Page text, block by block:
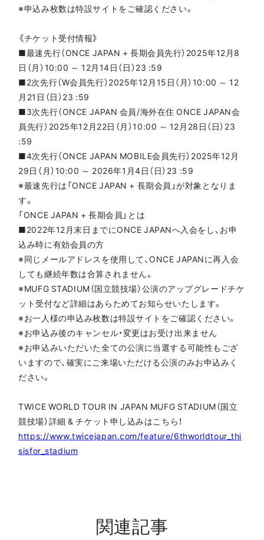
※申込み枚数は特設サイトをご確認ください。
《チケット受付情報》
■最速先行（ONCE JAPAN + 長期会員先行）2025年12月8
日（月）10:00 ～ 12月14日（日）23 :59
■2次先行（W会員先行）2025年12月15日（月）10:00 ～ 12
月21日（日）23 :59
■3次先行（ONCE JAPAN 会員/海外在住 ONCE JAPAN会
員先行）2025年12月22日（月）10:00 ～ 12月28日（日）23
:59
■4次先行（ONCE JAPAN MOBILE会員先行）2025年12月
29日（月）10:00 ～ 2026年1月4日（日）23 :59
※最速先行は「ONCE JAPAN + 長期会員」が対象となりま
す。
「ONCE JAPAN + 長期会員」とは
■2022年12月末日までにONCE JAPANへ入会をし、お申
込み時に有効会員の方
※同じメールアドレスを使用して、ONCE JAPANに再入会
しても継続年数は合算されません。
※MUFG STADIUM（国立競技場）公演のアップグレードチケ
ット受付など詳細はあらためてお知らせいたします。
※お一人様の申込み枚数は特設サイトをご確認ください。
※お申込み後のキャンセル・変更はお受け出来ません
※お申込みいただいた全ての公演に当選する可能性もござ
いますので、確実にご来場いただける公演のみお申込みく
ださい。
TWICE WORLD TOUR IN JAPAN MUFG STADIUM（国立
競技場）詳細 & チケット申し込みはこちら！
https://www.twicejapan.com/feature/6thworldtour_thi
sisfor_stadium
関連記事